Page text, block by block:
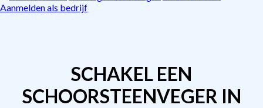
Aanmelden als bedrijf
SCHAKEL EEN
SCHOORSTEENVEGER IN